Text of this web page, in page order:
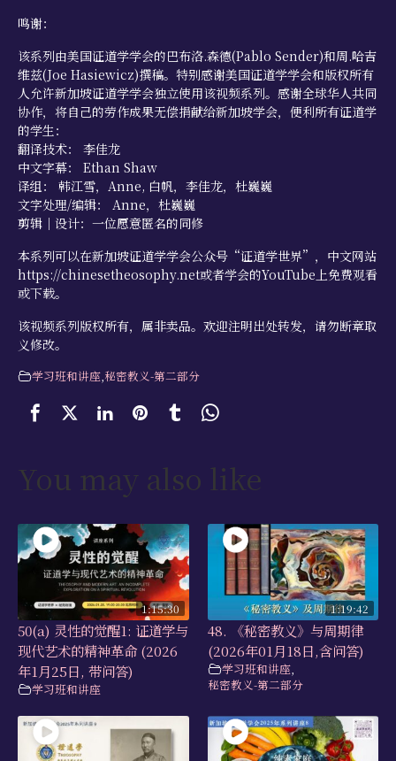
鸣谢：
该系列由美国证道学学会的巴布洛.森德(Pablo Sender)和周.哈吉
维兹(Joe Hasiewicz)撰稿。特别感谢美国证道学学会和版权所有
人允许新加坡证道学学会独立使用该视频系列。感谢全球华人共同
协作，将自己的劳作成果无偿捐献给新加坡学会，便利所有证道学
的学生：
翻译技术： 李佳龙
中文字幕： Ethan Shaw
译组： 韩江雪，Anne, 白帆，李佳龙，杜巍巍
文字处理/编辑： Anne，杜巍巍
剪辑｜设计：一位愿意匿名的同修
本系列可以在新加坡证道学学会公众号“证道学世界”，中文网站
https://chinesetheosophy.net或者学会的YouTube上免费观看
或下载。
该视频系列版权所有，属非卖品。欢迎注明出处转发，请勿断章取
义修改。
学习班和讲座 秘密教义-第二部分
You may also like
1:15:30
50(a) 灵性的觉醒1: 证道学与
现代艺术的精神革命 (2026
年1月25日, 带问答)
学习班和讲座
1:19:42
48. 《秘密教义》与周期律
(2026年01月18日,含问答)
学习班和讲座,
秘密教义-第二部分